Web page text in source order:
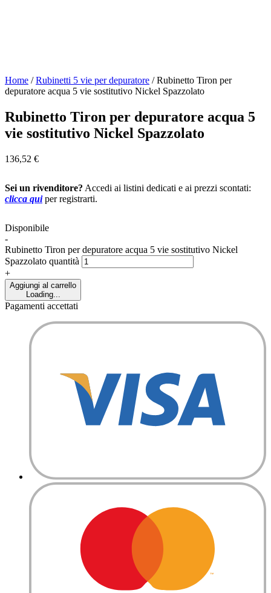
Home /Rubinetti 5 vie per depuratore /Rubinetto Tiron per
depuratore acqua 5 vie sostitutivo Nickel Spazzolato
Rubinetto Tiron per depuratore acqua 5
vie sostitutivo Nickel Spazzolato
136,52 €
Sei un rivenditore? Accedi ai listini dedicati e ai prezzi scontati:
clicca quiper registrarti.
Disponibile
-
Rubinetto Tiron per depuratore acqua 5 vie sostitutivo Nickel
Spazzolato quantità
+
Aggiungi al carrello
Loading...
Pagamenti accettati